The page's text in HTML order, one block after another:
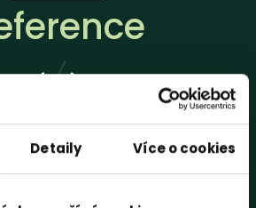
Detaily Více o cookies
Reference
Reference